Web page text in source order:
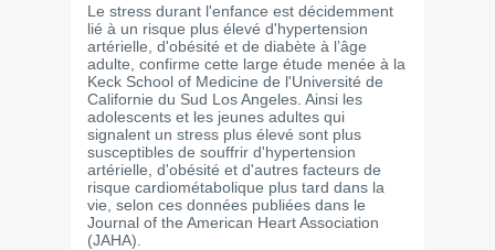
Le stress durant l'enfance est décidemment
lié à un risque plus élevé d'hypertension
artérielle, d'obésité et de diabète à l’âge
adulte, confirme cette large étude menée à la
Keck School of Medicine de l'Université de
Californie du Sud Los Angeles. Ainsi les
adolescents et les jeunes adultes qui
signalent un stress plus élevé sont plus
susceptibles de souffrir d'hypertension
artérielle, d'obésité et d'autres facteurs de
risque cardiométabolique plus tard dans la
vie, selon ces données publiées dans le
Journal of the American Heart Association
(JAHA).